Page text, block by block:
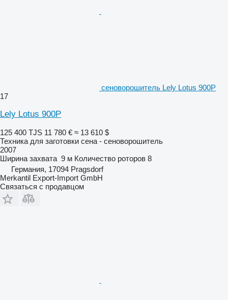
сеноворошитель Lely Lotus 900P
17
Lely Lotus 900P
125 400 TJS 11 780 € ≈ 13 610 $
Техника для заготовки сена - сеноворошитель
2007
Ширина захвата 9 м Количество роторов 8
Германия, 17094 Pragsdorf
Merkantil Export-Import GmbH
Связаться с продавцом